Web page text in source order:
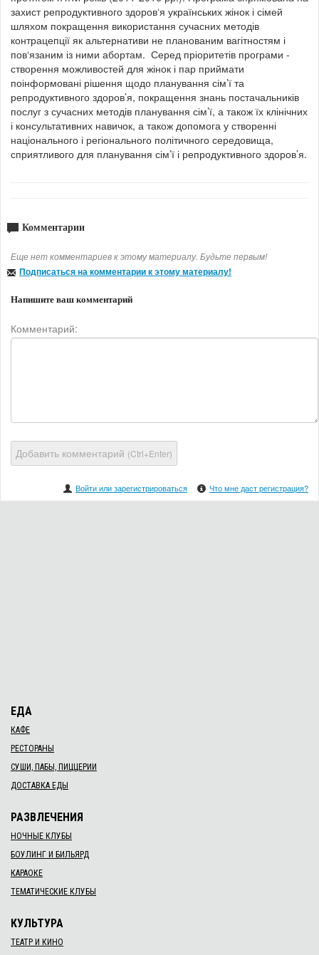
захист репродуктивного здоров‘я українських жінок і сімей
шляхом покращення використання сучасних методів
контрацепції як альтернативи не планованим вагітностям і
пов‘язаним із ними абортам. Серед пріоритетів програми -
створення можливостей для жінок і пар приймати
поінформовані рішення щодо планування сім’ї та
репродуктивного здоров’я, покращення знань постачальників
послуг з сучасних методів планування сім’ї, а також їх клінічних
і консультативних навичок, а також допомога у створенні
національного і регіонального політичного середовища,
сприятливого для планування сім’ї і репродуктивного здоров’я.
Комментарии
Еще нет комментариев к этому материалу. Будьте первым!
Подписаться на комментарии к этому материалу!
Напишите ваш комментарий
Комментарий:
Добавить комментарий (Ctrl+Enter)
Войти или зарегистрироваться Что мне даст регистрация?
ЕДА
КАФЕ
РЕСТОРАНЫ
СУШИ, ПАБЫ, ПИЦЦЕРИИ
ДОСТАВКА ЕДЫ
РАЗВЛЕЧЕНИЯ
НОЧНЫЕ КЛУБЫ
БОУЛИНГ И БИЛЬЯРД
КАРАОКЕ
ТЕМАТИЧЕСКИЕ КЛУБЫ
КУЛЬТУРА
ТЕАТР И КИНО